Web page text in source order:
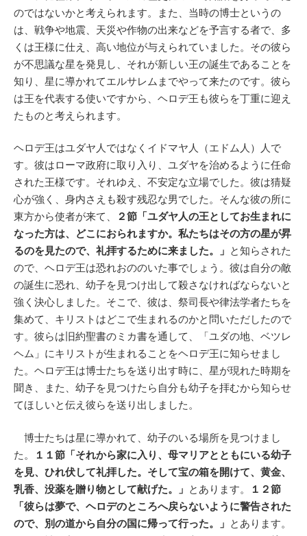
のではないかと考えられます。また、当時の博士というの
は、戦争や地震、天災や作物の出来などを予言する者で、多
くは王様に仕え、高い地位が与えられていました。その彼ら
が不思議な星を発見し、それが新しい王の誕生であることを
知り、星に導かれてエルサレムまでやって来たのです。彼ら
は王を代表する使いですから、ヘロデ王も彼らを丁重に迎え
たものと考えられます。
ヘロデ王はユダヤ人ではなくイドマヤ人（エドム人）人で
す。彼はローマ政府に取り入り、ユダヤを治めるように任命
された王様です。それゆえ、不安定な立場でした。彼は猜疑
心が強く、身内さえも殺す残忍な男でした。そんな彼の所に
東方から使者が来て、
２節「ユダヤ人の王としてお生まれに
なった方は、どこにおられますか。私たちはその方の星が昇
るのを見たので、礼拝するために来ました。」 と知らされた
ので、ヘロデ王は恐れおののいた事でしょう。彼は自分の敵
の誕生に恐れ、幼子を見つけ出して殺さなければならないと
強く決心しました。そこで、彼は、祭司長や律法学者たちを
集めて、キリストはどこで生まれるのかと問いただしたので
す。彼らは旧約聖書のミカ書を通して、「ユダの地、ベツレ
ヘム」にキリストが生まれることをヘロデ王に知らせまし
た。ヘロデ王は博士たちを送り出す時に、星が現れた時期を
聞き、また、幼子を見つけたら自分も幼子を拝むから知らせ
てほしいと伝え彼らを送り出しました。
博士たちは星に導かれて、幼子のいる場所を見つけまし
た。
１１節「それから家に入り、母マリアとともにいる幼子
を見、ひれ伏して礼拝した。そして宝の箱を開けて、黄金、
乳香、没薬を贈り物として献げた。」 とあります。
１２節
「彼らは夢で、ヘロデのところへ戻らないように警告された
ので、別の道から自分の国に帰って行った。」 とあります。